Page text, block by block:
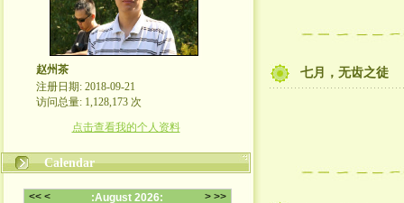
赵州茶
注册日期: 2018-09-21
访问总量: 1,128,173 次
点击查看我的个人资料
Calendar
七月，无齿之徒